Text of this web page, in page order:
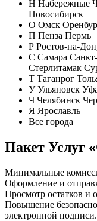
Н Набережные
Новосибирск
О Омск
П Пенза Пермь
Р Ростов-на-
С Самара
Стерлитамак
Т Таганрог
У Ульяновск
Ч Челябинск
Я Ярославль
Все города
Пакет Услуг
Минимальные
Оформление и
Просмотр остатков и
Повышение
электронной подписи.